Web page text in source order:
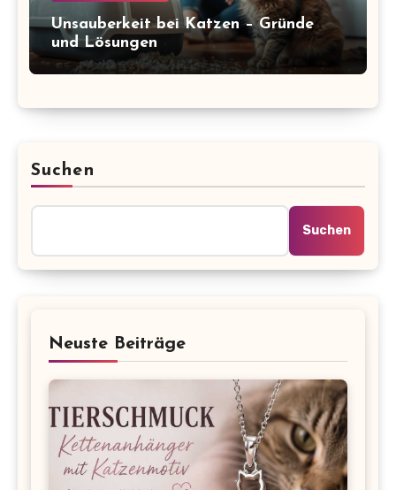
Unsauberkeit bei Katzen – Gründe
und Lösungen
Suchen
Suchen
Neuste Beiträge